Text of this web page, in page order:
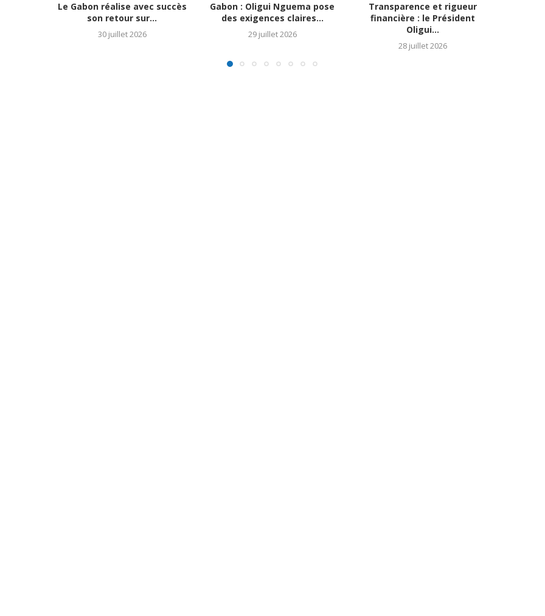
Le Gabon réalise avec succès
son retour sur...
30 juillet 2026
Gabon : Oligui Nguema pose
des exigences claires...
29 juillet 2026
Transparence et rigueur
financière : le Président
Oligui...
28 juillet 2026
Accord